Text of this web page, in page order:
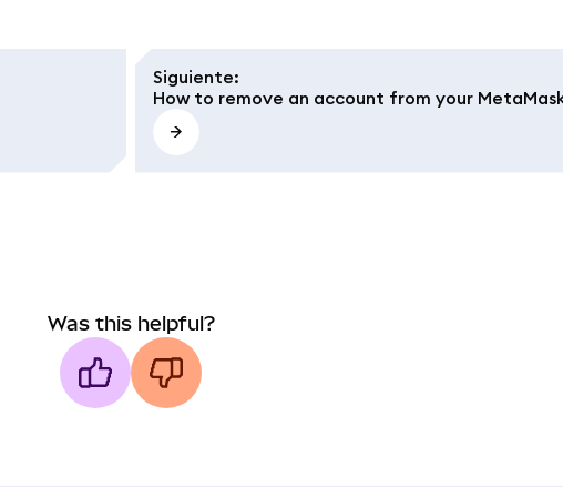
Siguiente:
How to remove an account from your
Was this helpful?